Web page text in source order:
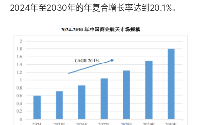
2024年至2030年的年复合增长率达到20.1%。